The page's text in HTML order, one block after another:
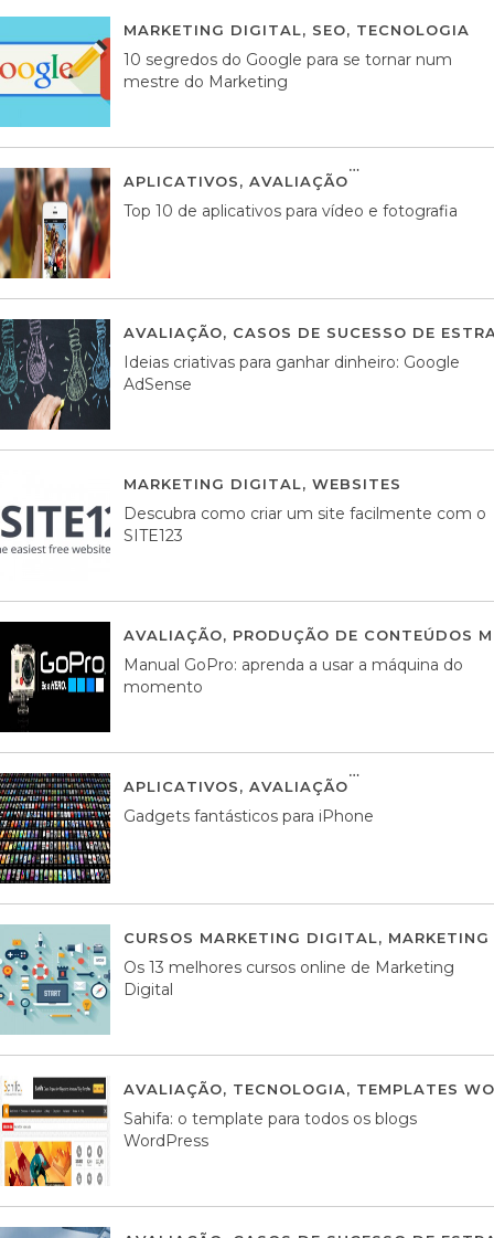
MARKETING DIGITAL, SEO, TECNOLOGIA
10 segredos do Google para se tornar num
mestre do Marketing
APLICATIVOS, AVALIAÇÃO
Top 10 de aplicativos para vídeo e fotografia
AVALIAÇÃO, CASOS DE SUCESSO DE
Ideias criativas para ganhar dinheiro: Google
AdSense
MARKETING DIGITAL, WEBSITES
Descubra como criar um site facilmente com o
SITE123
AVALIAÇÃO, PRODUÇÃO DE CONTEÚDOS
Manual GoPro: aprenda a usar a máquina do
momento
APLICATIVOS, AVALIAÇÃO
Gadgets fantásticos para iPhone
CURSOS MARKETING DIGITAL,
Os 13 melhores cursos online de Marketing
Digital
AVALIAÇÃO, TECNOLOGIA, TEMPLATES
Sahifa: o template para todos os blogs
WordPress